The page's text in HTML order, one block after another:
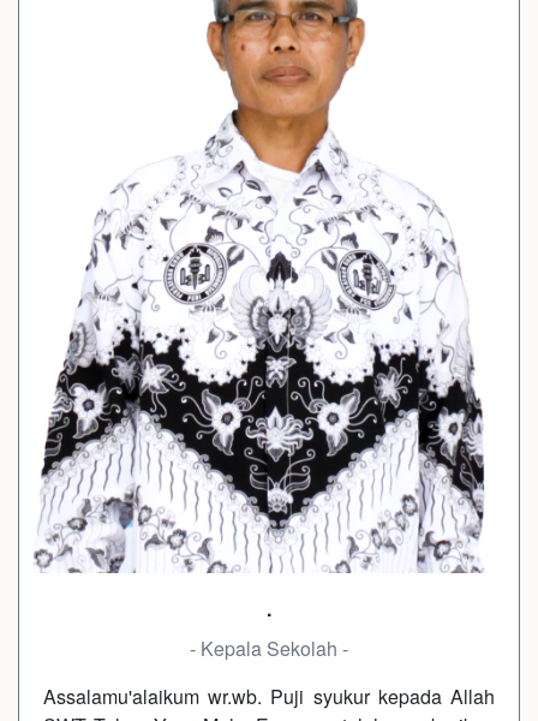
.
- Kepala Sekolah -
Assalamu'alaikum wr.wb. Puji syukur kepada Allah